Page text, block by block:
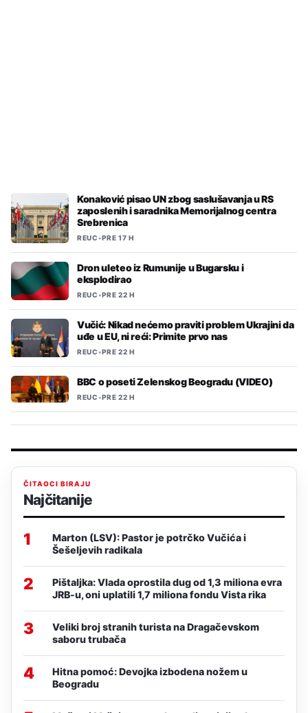
Konaković pisao UN zbog saslušavanja u RS
zaposlenih i saradnika Memorijalnog centra
Srebrenica
REUC•PRE 17 H
Dron uleteo iz Rumunije u Bugarsku i
eksplodirao
REUC•PRE 22 H
Vučić: Nikad nećemo praviti problem Ukrajini da
uđe u EU, ni reći: Primite prvo nas
REUC•PRE 22 H
BBC o poseti Zelenskog Beogradu (VIDEO)
REUC•PRE 22 H
ČITAOCI BIRAJU
Najčitanije
1
Marton (LSV): Pastor je potrčko Vučića i
Šešeljevih radikala
2
Pištaljka: Vlada oprostila dug od 1,3 miliona evra
JRB-u, oni uplatili 1,7 miliona fondu Vista rika
3
Veliki broj stranih turista na Dragačevskom
saboru trubača
4
Hitna pomoć: Devojka izbodena nožem u
Beogradu